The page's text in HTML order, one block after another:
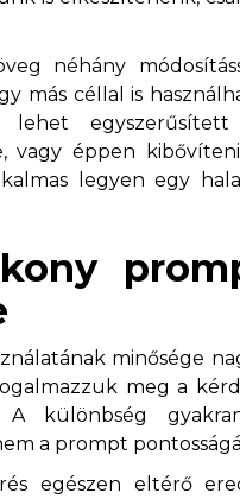
néhány
más céllal is
lehet egyszerűsített
vagy éppen
legyen egy
minősége
meg a
A különbség
a prompt
egészen eltérő